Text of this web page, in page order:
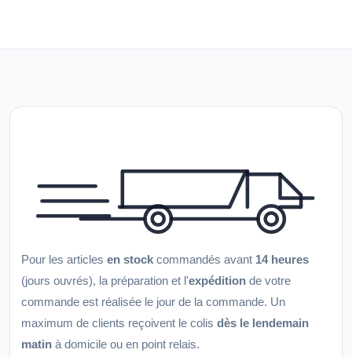
Pour les articles en stock commandés avant 14 heures
(jours ouvrés), la préparation et l'expédition de votre
commande est réalisée le jour de la commande. Un
maximum de clients reçoivent le colis dès le lendemain
matin à domicile ou en point relais.